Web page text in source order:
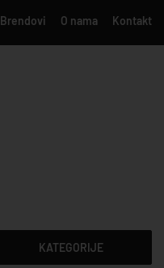
Brendovi O nama Kontakt
KATEGORIJE